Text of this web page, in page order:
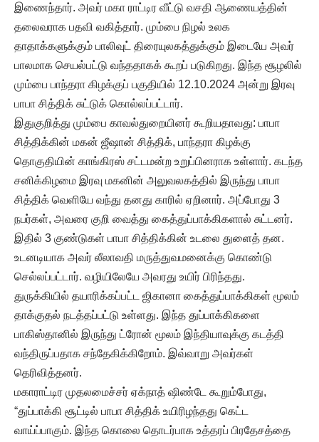
இணைந்தார். அவர் மகா ராட்டிர வீட்டு வசதி ஆணையத்தின்
தலைவராக பதவி வகித்தார். மும்பை நிழல் உலக
தாதாக்களுக்கும் பாலிவுட் திரையுலகத்துக்கும் இடையே அவர்
பாலமாக செயல்பட்டு வந்ததாகக் கூறப் படுகிறது. இந்த சூழலில்
மும்பை பாந்தரா கிழக்குப் பகுதியில் 12.10.2024 அன்று இரவு
பாபா சித்திக் சுட்டுக் கொல்லப்பட்டார்.
இதுகுறித்து மும்பை காவல்துறையினர் கூறியதாவது: பாபா
சித்திக்கின் மகன் ஜீஷான் சித்திக், பாந்தரா கிழக்கு
தொகுதியின் காங்கிரஸ் சட்டமன்ற உறுப்பினராக உள்ளார். கடந்த
சனிக்கிழமை இரவு மகனின் அலுவலகத்தில் இருந்து பாபா
சித்திக் வெளியே வந்து தனது காரில் ஏறினார். அப்போது 3
நபர்கள், அவரை குறி வைத்து கைத்துப்பாக்கிகளால் சுட்டனர்.
இதில் 3 குண்டுகள் பாபா சித்திக்கின் உடலை துளைத் தன.
உடனடியாக அவர் லீலாவதி மருத்துவமனைக்கு கொண்டு
செல்லப்பட்டார். வழியிலேயே அவரது உயிர் பிரிந்தது.
துருக்கியில் தயாரிக்கப்பட்ட ஜிகானா கைத்துப்பாக்கிகள் மூலம்
தாக்குதல் நடத்தப்பட்டு உள்ளது. இந்த துப்பாக்கிகளை
பாகிஸ்தானில் இருந்து ட்ரோன் மூலம் இந்தியாவுக்கு கடத்தி
வந்திருப்பதாக சந்தேகிக்கிறோம். இவ்வாறு அவர்கள்
தெரிவித்தனர்.
மகாராட்டிர முதலமைச்சர் ஏக்நாத் ஷிண்டே கூறும்போது,
“துப்பாக்கி சூட்டில் பாபா சித்திக் உயிரிழந்தது கெட்ட
வாய்ப்பாகும். இந்த கொலை தொடர்பாக உத்தரப் பிரதேசத்தை